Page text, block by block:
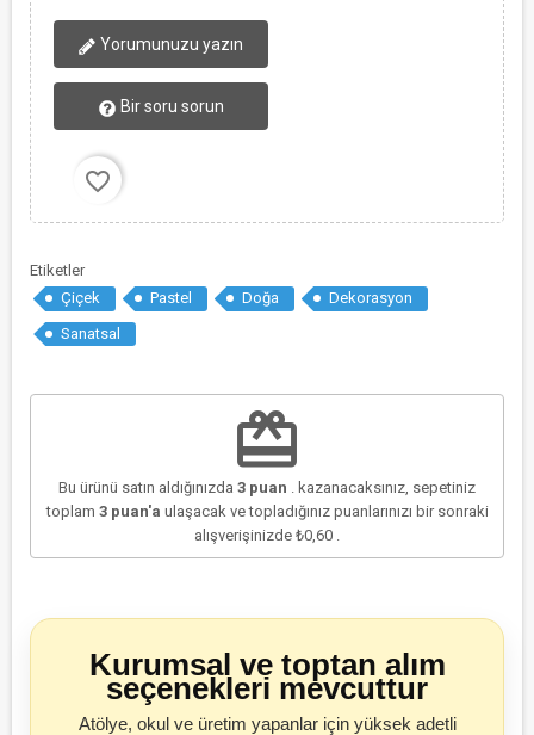
Yorumunuzu yazın
Bir soru sorun
favorite_border
Etiketler
Çiçek
Pastel Doğa
Dekorasyon
Sanatsal
redeem
Bu ürünü satın aldığınızda 3 puan . kazanacaksınız, sepetiniz
toplam 3puan'a ulaşacak ve topladığınız puanlarınızı bir sonraki
alışverişinizde ₺0,60
Kurumsal ve toptan alım
seçenekleri mevcuttur
Atölye, okul ve üretim yapanlar için yüksek adetli